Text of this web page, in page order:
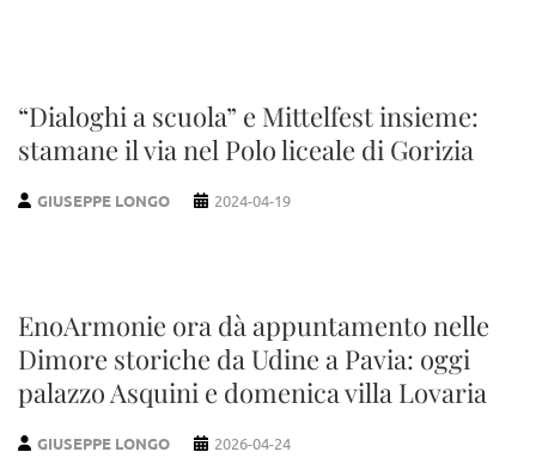
“Dialoghi a scuola” e Mittelfest insieme:
stamane il via nel Polo liceale di Gorizia
GIUSEPPE LONGO 2024-04-19
EnoArmonie ora dà appuntamento nelle
Dimore storiche da Udine a Pavia: oggi
palazzo Asquini e domenica villa Lovaria
GIUSEPPE LONGO 2026-04-24